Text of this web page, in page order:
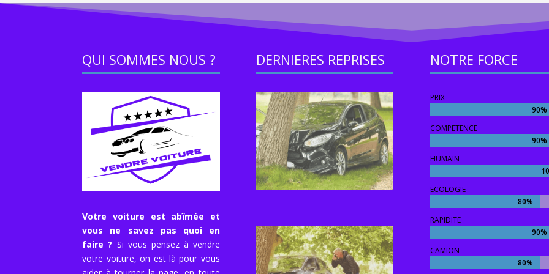
QUI SOMMES NOUS ?
Votre voiture est abîmée et
vous ne savez pas quoi en
faire ? Si vous pensez à vendre
votre voiture, on est là pour vous
DERNIERES REPRISES NOTRE FORCE
PRIX
90%
90%
COMPETENCE
90%
90%
HUMAIN
ECOLOGIE
80%
80%
RAPIDITE
90%
90%
CAMION
80%
80%